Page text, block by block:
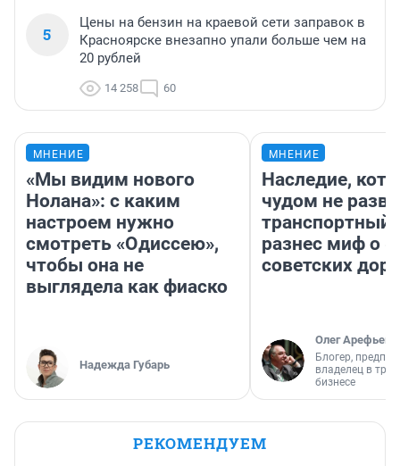
5
Цены на бензин на краевой сети заправок в
Красноярске внезапно упали больше чем на
20 рублей
14 258 60
МНЕНИЕ
«Мы видим нового
Нолана»: с каким
настроем нужно
смотреть «Одиссею»,
чтобы она не
выглядела как фиаско
Надежда Губарь
МНЕНИЕ
Наследие,
чудом не
транспортный
разнес миф о
советских
Олег Арефьев
Блогер,
владелец в
бизнесе
РЕКОМЕНДУЕМ